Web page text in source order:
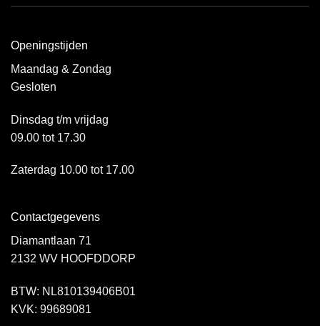
Openingstijden
Maandag & Zondag
Gesloten
Dinsdag t/m vrijdag
09.00 tot 17.30
Zaterdag 10.00 tot 17.00
Contactgegevens
Diamantlaan 71
2132 WV HOOFDDORP
BTW: NL810139406B01
KVK: 99689081